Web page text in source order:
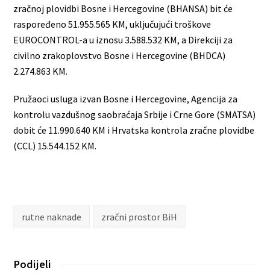
zračnoj plovidbi Bosne i Hercegovine (BHANSA) bit će
raspoređeno 51.955.565 KM, uključujući troškove
EUROCONTROL-a u iznosu 3.588.532 KM, a Direkciji za
civilno zrakoplovstvo Bosne i Hercegovine (BHDCA)
2.274.863 KM.
Pružaoci usluga izvan Bosne i Hercegovine, Agencija za
kontrolu vazdušnog saobraćaja Srbije i Crne Gore (SMATSA)
dobit će 11.990.640 KM i Hrvatska kontrola zračne plovidbe
(CCL) 15.544.152 KM.
rutne naknade zračni prostor BiH
Podijeli